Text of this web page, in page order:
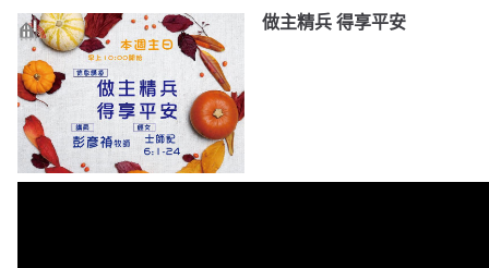
做主精兵 得享平安